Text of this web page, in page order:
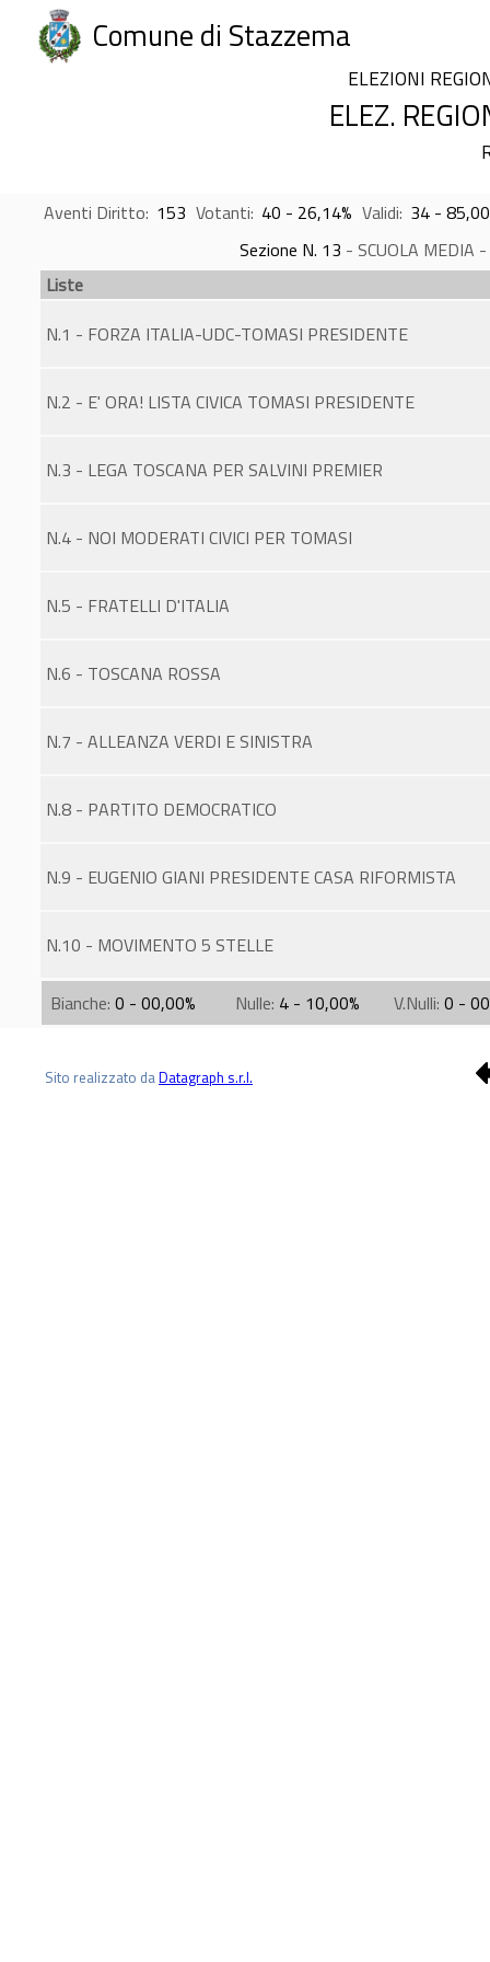
Comune di Stazzema
ELEZIONI
ELEZ.
Aventi Diritto: 153 Votanti: 40 - 26,14% Validi: 34 -
Sezione N. 13 - SCUOLA
Liste
N.1 - FORZA ITALIA-UDC-TOMASI PRESIDENTE
N.2 - E' ORA! LISTA CIVICA TOMASI PRESIDENTE
N.3 - LEGA TOSCANA PER SALVINI PREMIER
N.4 - NOI MODERATI CIVICI PER TOMASI
N.5 - FRATELLI D'ITALIA
N.6 - TOSCANA ROSSA
N.7 - ALLEANZA VERDI E SINISTRA
N.8 - PARTITO DEMOCRATICO
N.9 - EUGENIO GIANI PRESIDENTE CASA RIFORMISTA
N.10 - MOVIMENTO 5 STELLE
Bianche: 0 - 00,00% Nulle: 4 - 10,00% V.Nulli: 0 -
Sito realizzato daDatagraph s.r.l.